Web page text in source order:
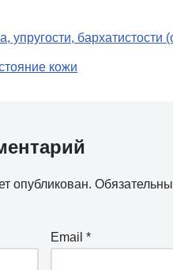
бархатистости
кожи
опубликован.
Email*